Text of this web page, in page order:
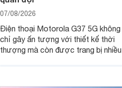
07/08/2026
Điện thoại Motorola G37 5G không
chỉ gây ấn tượng với thiết kế thời
thượng mà còn được trang bị nhiều